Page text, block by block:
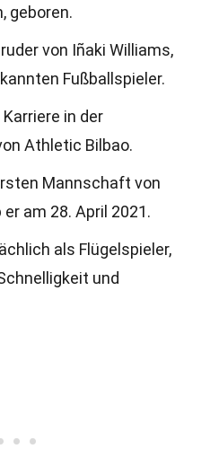
geboren.
von Iñaki Williams,
Fußballspieler.
in der
Athletic Bilbao.
Mannschaft von
am 28. April 2021.
als Flügelspieler,
und